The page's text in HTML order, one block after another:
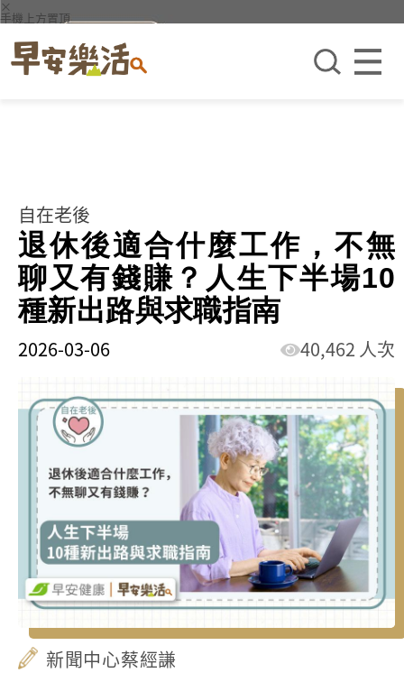
×
手機上方置頂
自在老後
退休後適合什麼工作，不無
聊又有錢賺？人生下半場10
種新出路與求職指南
2026-03-06 40,462 人次
新聞中心蔡經謙